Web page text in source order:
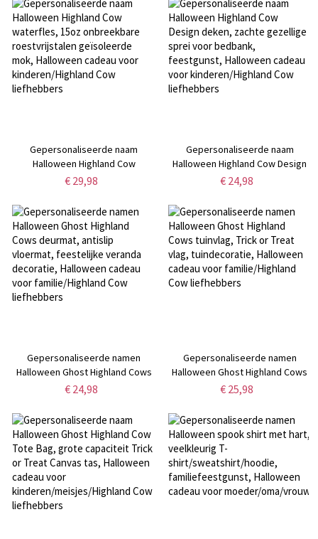
Halloween cadeau voor
jongens/meisjes/kinderen
Halloween-cadeau voor
moeder/oma/vrienden
Gepersonaliseerde naam
Halloween Highland Cow
waterfles, 15oz onbreekbare
Halloween cadeau voor
kinderen/Highland Cow
liefhebbers
€ 29,98
Gepersonaliseerde naam
Halloween Highland Cow Design
deken, zachte gezellige sprei
Halloween cadeau voor
kinderen/Highland Cow
liefhebbers
€ 24,98
Gepersonaliseerde namen
Halloween Ghost Highland Cows
deurmat, antislip vloermat,
Halloween cadeau voor
familie/Highland Cow liefhebbers
€ 24,98
Gepersonaliseerde namen
Halloween Ghost Highland Cows
tuinvlag, Trick or Treat vlag,
voor familie/Highland Cow
liefhebbers
€ 25,98